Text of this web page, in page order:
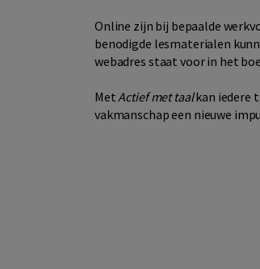
Online zijn bij bepaalde
benodigde lesmaterialen
webadres staat voor in het
MetActief met taalkan iedere
vakmanschap een nieuwe